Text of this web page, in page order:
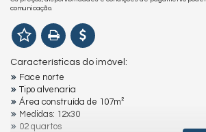
comunicação.
Características do imóvel:
Face norte
Tipo alvenaria
Área construída de 107m²
Medidas: 12x30
02 quartos